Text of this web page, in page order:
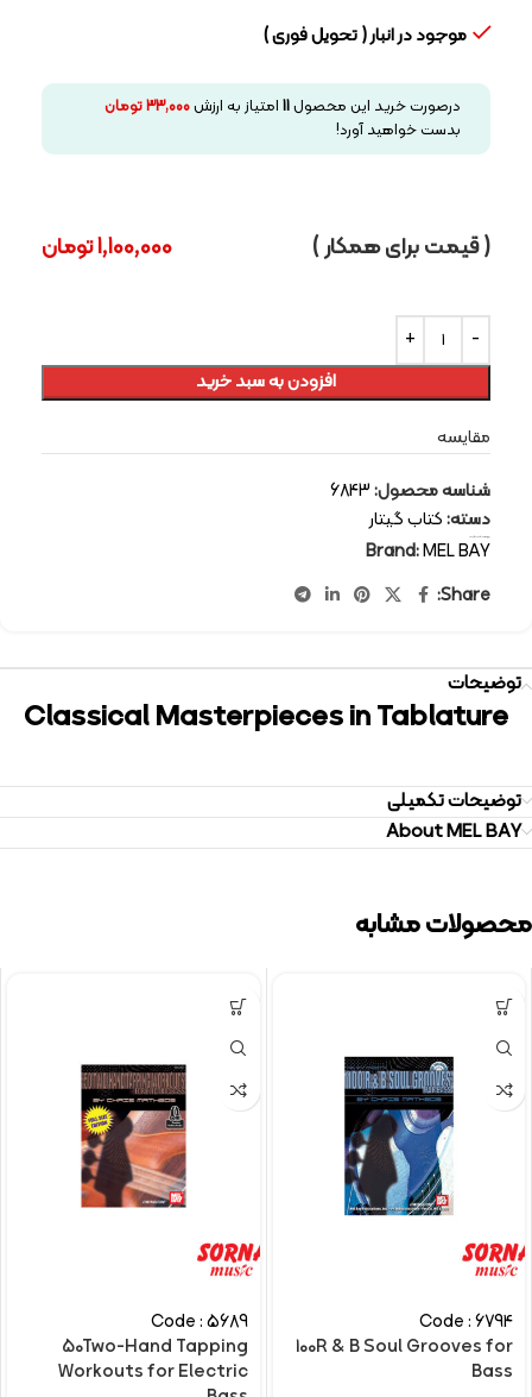
موجود در انبار ( تحویل فوری )
درصورت خرید این محصول11 امتیاز به ارزش33,000تومان
بدست خواهید آورد!
( قیمت برای همکار ) 1,100,000تومان
افزودن به سبد خرید
مقایسه
شناسه محصول:6843
دسته:کتاب گیتار
برچسب:کتاب گیتار
Brand:MEL BAY
Share:
توضیحات
Classical Masterpieces in Tablature
توضیحات تکمیلی
About MEL BAY
محصولات مشابه
Code : 6794
100R & B Soul Grooves for
Bass
Code : 5689
50Two-Hand Tapping
Workouts for Electric